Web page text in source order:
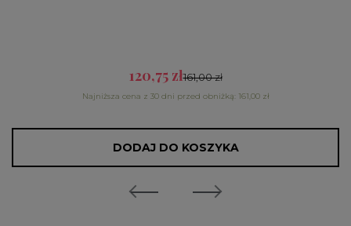
120,75 zł161,00 zł
Najniższa cena z 30 dni przed obniżką: 161,00 zł
DODAJ DO KOSZYKA